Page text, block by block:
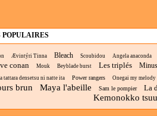
POPULAIRES
Ævintýri Tinna Bleach Scoubidou
Angela anaconda
conan Mouk Beyblade burst Les triplés
tattara densetsu ni natte ita Power rangers Onegai my melody
brun Maya l'abeille Sam le pompier La
Kemonokko